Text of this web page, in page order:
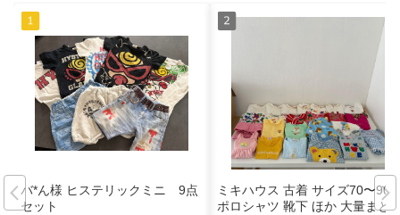
バ*ん様 ヒステリックミニ 9点
セット
ミキハウス 古着 サイズ70〜90
ポロシャツ 靴下 ほか 大量まと